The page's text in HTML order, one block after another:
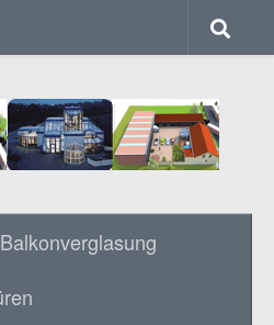
Balkonverglasung